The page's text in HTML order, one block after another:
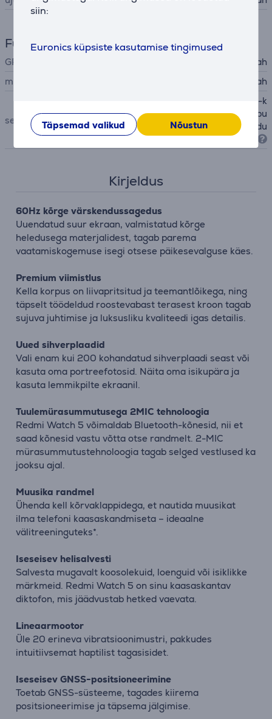
siin:
Euronics küpsiste kasutamise tingimused
Täpsemad valikud Nõustun
Funktsioonid
GPS
Jah
mikrofon
Jah
sensorid
valgussensor, güroskoop, E-k
ompass, aktseleromeeter, pu
lsiandur, vere hapnikusisaldu
se sensor (SpO2)
Kirjeldus
60Hz kõrge värskendussagedus
Uuendatud suur ekraan, valmistatud kõrge
heledusega materjalidest, tagab parema
vaatamiskogemuse isegi otsese päikesevalguse käes.
Premium viimistlus
Kella korpus on liivapritsitud ja teemantlõikega, ning
täpselt töödeldud roostevabast terasest kroon tagab
sujuva juhtimise ja luksusliku kvaliteedi igas detailis.
Uued sihverplaadid
Vali enam kui 200 kohandatud sihverplaadi seast või
kasuta oma portreefotosid. Näita oma isikupära ja
kasuta lemmikpilte ekraanil.
Tuulemürasummutusega 2MIC tehnoloogia
Redmi Watch 5 võimaldab Bluetooth-kõnesid, nii et
saad kõnesid vastu võtta otse randmelt. 2-MIC
mürasummutustehnoloogia tagab selged vestlused ka
jooksu ajal.
Muusika randmel
Ühenda kell kõrvaklappidega, et nautida muusikat
ilma telefoni kaasaskandmiseta – ideaalne
välitreeninguteks*.
Iseseisev helisalvesti
Salvesta mugavalt koosolekuid, loenguid või isiklikke
märkmeid. Redmi Watch 5 on sinu kaasaskantav
diktofon, mis jäädvustab hetked vaevata.
Lineaarmootor
Üle 20 erineva vibratsioonimustri, pakkudes
intuitiivsemat haptilist tagasisidet.
Iseseisev GNSS-positsioneerimine
Toetab GNSS-süsteeme, tagades kiirema
positsioneerimise ja täpsema jälgimise.